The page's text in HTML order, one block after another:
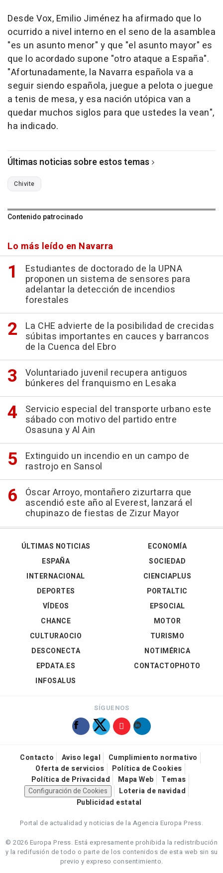
Desde Vox, Emilio Jiménez ha afirmado que lo
ocurrido a nivel interno en el seno de la asamblea
"es un asunto menor" y que "el asunto mayor" es
que lo acordado supone "otro ataque a España".
"Afortunadamente, la Navarra española va a
seguir siendo española, juegue a pelota o juegue
a tenis de mesa, y esa nación utópica van a
quedar muchos siglos para que ustedes la vean",
ha indicado.
Últimas noticias sobre estos temas
Chivite
Contenido patrocinado
Lo más leído en Navarra
Estudiantes de doctorado de la UPNA
proponen un sistema de sensores para
adelantar la detección de incendios
forestales
La CHE advierte de la posibilidad de crecidas
súbitas importantes en cauces y barrancos
de la Cuenca del Ebro
Voluntariado juvenil recupera antiguos
búnkeres del franquismo en Lesaka
Servicio especial del transporte urbano este
sábado con motivo del partido entre
Osasuna y Al Ain
Extinguido un incendio en un campo de
rastrojo en Sansol
Óscar Arroyo, montañero zizurtarra que
ascendió este año al Everest, lanzará el
chupinazo de fiestas de Zizur Mayor
ÚLTIMAS NOTICIAS
ESPAÑA
INTERNACIONAL
DEPORTES
VÍDEOS
ECONOMÍA
SOCIEDAD
CIENCIAPLUS
PORTALTIC
EPSOCIAL
CHANCE
CULTURAOCIO
DESCONECTA
EPDATA.ES
INFOSALUS
MOTOR
TURISMO
NOTIMÉRICA
CONTACTOPHOTO
SÍGUENOS
Contacto Aviso legal
Cumplimiento normativo
Oferta de servicios
Política de Cookies
Política de Privacidad
Mapa Web
Temas
Configuración de Cookies
Loteria de navidad
Publicidad estatal
Portal de actualidad y noticias de la Agencia Europa Press.
© 2026 Europa Press. Está expresamente prohibida la redistribución
y la redifusión de todo o parte de los contenidos de esta web sin su
previo y expreso consentimiento.